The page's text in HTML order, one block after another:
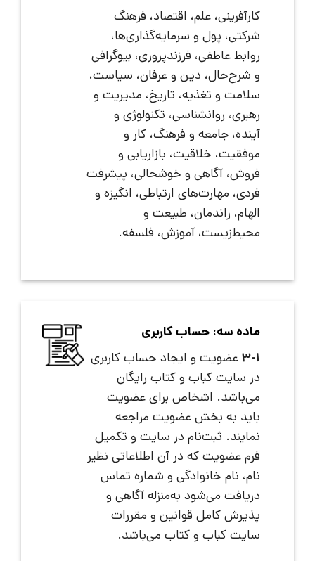
کارآفرینی، علم، اقتصاد، فرهنگ
شرکتی، پول و سرمایه‌گذاری‌ها،
روابط عاطفی، فرزندپروری، بیوگرافی
و شرح‌حال، دین و عرفان، سیاست،
سلامت و تغذیه، تاریخ، مدیریت و
رهبری، روانشناسی، تکنولوژی و
آینده، جامعه و فرهنگ، کار و
موفقیت، خلاقیت، بازاریابی و
فروش، آگاهی و خوشحالی، پیشرفت
فردی، مهارت‌های ارتباطی، انگیزه و
الهام، راندمان، طبیعت و
محیط‌زیست، آموزش، فلسفه.
ماده سه: حساب کاربری
3-1عضویت و ایجاد حساب کاربری
در سایت کباب و کتاب رایگان
می‌باشد. اشخاص برای عضویت
باید به بخش عضویت مراجعه
نمایند. ثبت‌نام در سایت و تکمیل
فرم عضویت که در آن اطلاعاتی نظیر
نام، نام خانوادگی و شماره تماس
دریافت می‌شود به‌منزله آگاهی و
پذیرش کامل قوانین و مقررات
سایت کباب و کتاب می‌باشد.